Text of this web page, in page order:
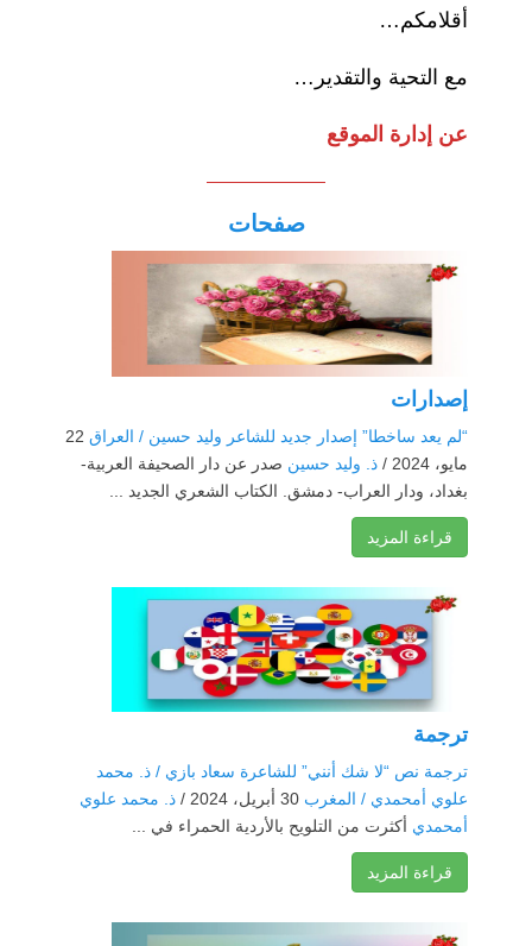
أقلامكم…
مع التحية والتقدير…
عن إدارة الموقع
صفحات
إصدارات
“لم يعد ساخطا” إصدار جديد للشاعر وليد حسين / العراق 22
مايو، 2024 /
ذ. وليد حسين صدر عن دار الصحيفة العربية-
بغداد، ودار العراب- دمشق. الكتاب الشعري الجديد ...
قراءة المزيد
ترجمة
ترجمة نص “لا شك أنني” للشاعرة سعاد بازي / ذ. محمد
علوي أمحمدي / المغرب
ذ. محمد علوي
أمحمدي أكثرت من التلويح بالأردية الحمراء في ...
قراءة المزيد